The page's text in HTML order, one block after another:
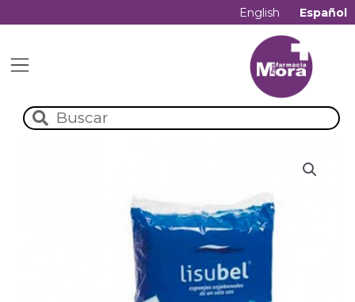
English Español